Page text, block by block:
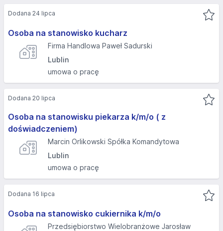
Osoba na stanowisko kucharz
Firma Handlowa Paweł Sadurski
Lublin
umowa o pracę
Dodana 24 lipca
Osoba na stanowisku piekarza k/m/o ( z
doświadczeniem)
Marcin Orlikowski Spółka Komandytowa
Lublin
umowa o pracę
Dodana 20 lipca
Osoba na stanowisko cukiernika k/m/o
Przedsiębiorstwo Wielobranżowe Jarosław
Dodana 16 lipca